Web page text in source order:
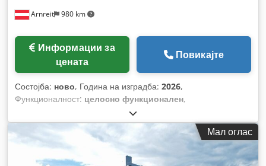
Arnreit 980 km
цената
Повикајте
Состојба: ново, Година на изградба: 2026,
Функционалност: целосно функционален,
Мал оглас